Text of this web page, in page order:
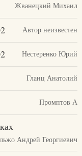
Жванецкий Михаил
Автор неизвестен
Нестеренко Юрий
Гланц Анатолий
Промптов А
Андрей Георгиевич